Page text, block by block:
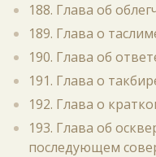
188. Глава об
189. Глава о
190. Глава об
191. Глава о
192. Глава о
193. Глава об
последующем